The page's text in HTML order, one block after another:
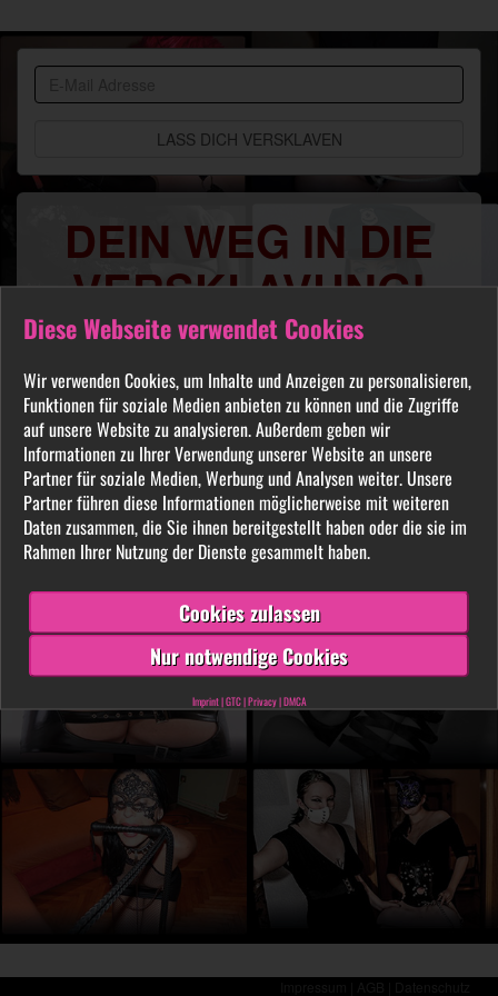
Diese Webseite verwendet Cookies
Wir verwenden Cookies, um Inhalte und Anzeigen zu personalisieren,
Funktionen für soziale Medien anbieten zu können und die Zugriffe
auf unsere Website zu analysieren. Außerdem geben wir
Informationen zu Ihrer Verwendung unserer Website an unsere
Partner für soziale Medien, Werbung und Analysen weiter. Unsere
Partner führen diese Informationen möglicherweise mit weiteren
Daten zusammen, die Sie ihnen bereitgestellt haben oder die sie im
Rahmen Ihrer Nutzung der Dienste gesammelt haben.
Cookies zulassen
Nur notwendige Cookies
Imprint|GTC|Privacy|DMCA
DEIN WEG IN DIE
VERSKLAVUNG!
Du sehnst Dich danach benutzt, manipuliert,
FETISCH ist in unserer Community willkommen
und auch Du wirst hier Deine Herrin finden, die
Dich Schritt für Schritt in das Sklavenleben deiner
Träume führt. Lebe deine dunkelsten Fantasien
LIVE vor der Cam aus. Finde unter tausenden
privaten SM- und Fetischvideos deine dominante
Lady und genieße die Leidenschaft, die Leiden
schafft!